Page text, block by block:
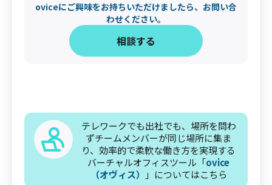
oviceにご興味をお持ちいただけましたら、お問い合
わせください。
‍相談する
テレワークでも出社でも、場所を問わ
ずチームメンバーが同じ場所に集ま
り、効率的で柔軟な働き方を実現する
バーチャルオフィスツール「ovice
（オヴィス）
」についてはこちら